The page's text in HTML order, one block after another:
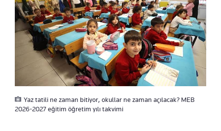
Yaz tatili ne zaman bitiyor, okullar ne zaman açılacak? MEB
2026-2027 eğitim öğretim yılı takvimi